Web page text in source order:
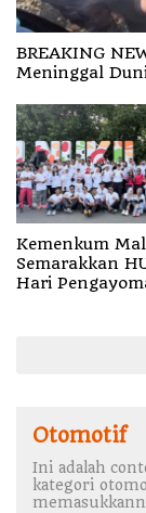
BREAKING
Meninggal
Kemenkum
Semarakkan
Hari
Otomotif
Ini adalah
kategori